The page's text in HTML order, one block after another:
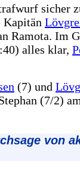
sicher
Kapitän
Ramota. Im
alles klar,
(7) und
(7/2)
von